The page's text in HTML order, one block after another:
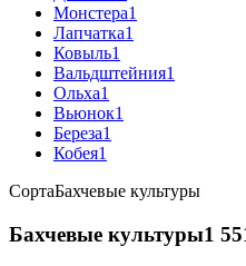
Монстера1
Лапчатка1
Ковыль1
Вальдштейния1
Ольха1
Вьюнок1
Береза1
Кобея1
СортаБахчевые культуры
Бахчевые культуры1